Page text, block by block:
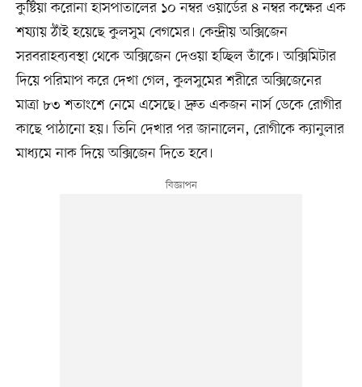
কুষ্টিয়া করোনা হাসপাতালের ১০ নম্বর ওয়ার্ডের ৪ নম্বর কক্ষের এক
শয্যায় ঠাঁই হয়েছে কুলসুম বেগমের। কেন্দ্রীয় অক্সিজেন
সরবরাহব্যবস্থা থেকে অক্সিজেন দেওয়া হচ্ছিল তাঁকে। অক্সিমিটার
দিয়ে পরিমাপ করে দেখা গেল, কুলসুমের শরীরে অক্সিজেনের
মাত্রা ৮৩ শতাংশে নেমে এসেছে। দ্রুত একজন নার্স ডেকে রোগীর
কাছে পাঠানো হয়। তিনি দেখার পর জানালেন, রোগীকে ক্যানুলার
মাধ্যমে নাক দিয়ে অক্সিজেন দিতে হবে।